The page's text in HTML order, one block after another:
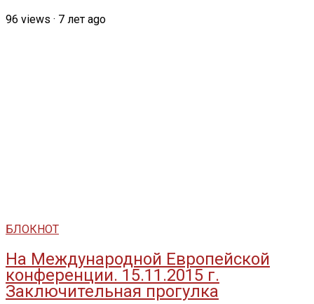
96 views · 7 лет ago
БЛОКНОТ
На Международной Европейской
конференции. 15.11.2015 г.
Заключительная прогулка